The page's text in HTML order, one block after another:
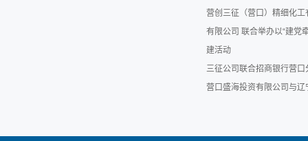
营创三征（营口）精细化
有限公司 联合举办以“建党
建活动
三征公司联合招商银行营
营口盛海投资有限公司与